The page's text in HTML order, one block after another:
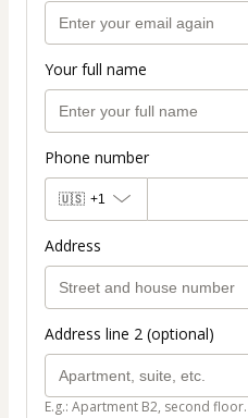
Your full name
Phone number
🇺🇸 +1
Address
Address line 2 (optional)
E.g.: Apartment B2, second floor.